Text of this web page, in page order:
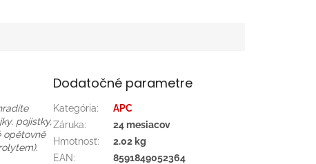
pojistky,
opětovně
Dodatočné parametre
Kategória:
APC
Záruka:
24 mesiacov
Hmotnosť:
2.02 kg
EAN:
8591849052364